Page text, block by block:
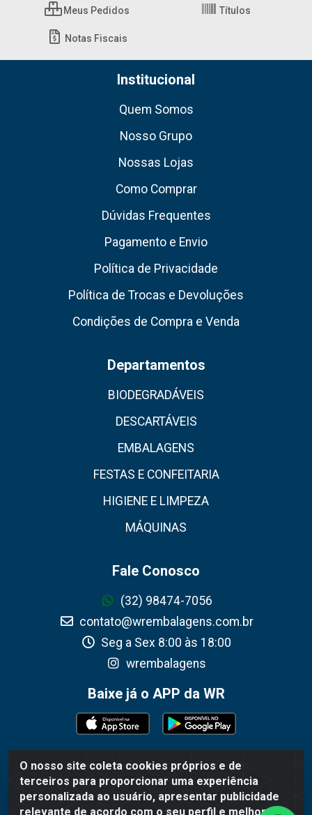
O nosso site coleta cookies próprios e de
terceiros para proporcionar uma experiência
personalizada ao usuário, apresentar publicidade
relevante de acordo com o seu perfil e melhorar a
Meus Pedidos Títulos
Notas Fiscais
Institucional
Quem Somos
Nosso Grupo
Nossas Lojas
Como Comprar
Dúvidas Frequentes
Pagamento e Envio
Política de Privacidade
Política de Trocas e Devoluções
Condições de Compra e Venda
Departamentos
BIODEGRADÁVEIS
DESCARTÁVEIS
EMBALAGENS
FESTAS E CONFEITARIA
HIGIENE E LIMPEZA
MÁQUINAS
Fale Conosco
(32) 98474-7056
contato@wrembalagens.com.br
Seg a Sex 8:00 às 18:00
wrembalagens
Baixe já o APP da WR
WR Embalagens - R. Cel. Teodoro Gomes de Araújo, 1360 -
Grogotó - Barbacena / MG - CEP 36202-628 - CNPJ
02.692.206/0001-55